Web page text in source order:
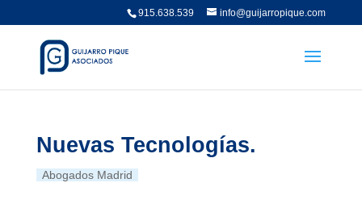
915.638.539 info@guijarropique.com
Nuevas Tecnologías.
Abogados Madrid